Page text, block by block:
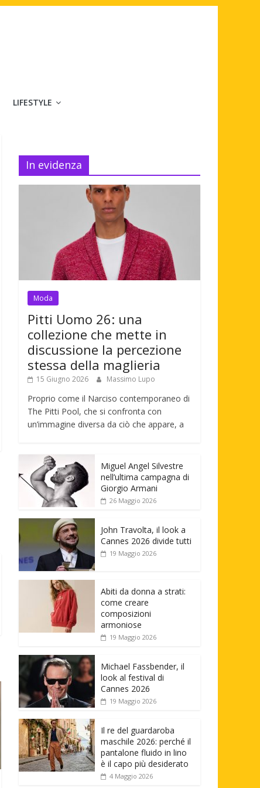
LIFESTYLE
In evidenza
Moda
Pitti Uomo 26: una
collezione che mette in
discussione la percezione
stessa della maglieria
15 Giugno 2026 Massimo Lupo
Proprio come il Narciso contemporaneo di
The Pitti Pool, che si confronta con
un’immagine diversa da ciò che appare, a
Miguel Angel Silvestre
nell’ultima campagna di
Giorgio Armani
26 Maggio 2026
John Travolta, il look a
Cannes 2026 divide tutti
19 Maggio 2026
Abiti da donna a strati:
come creare
composizioni
armoniose
19 Maggio 2026
Michael Fassbender, il
look al festival di
Cannes 2026
19 Maggio 2026
Il re del guardaroba
maschile 2026: perché il
pantalone fluido in lino
è il capo più desiderato
4 Maggio 2026